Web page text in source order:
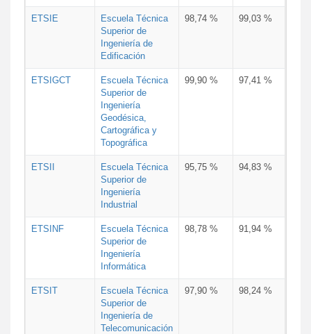
ETSIE
Escuela Técnica
Superior de
Ingeniería de
Edificación
98,74 % 99,03 %
ETSIGCT
Escuela Técnica
Superior de
Ingeniería
Geodésica,
Cartográfica y
Topográfica
99,90 % 97,41 %
ETSII
Escuela Técnica
Superior de
Ingeniería
Industrial
95,75 % 94,83 %
ETSINF
Escuela Técnica
Superior de
Ingeniería
Informática
98,78 % 91,94 %
ETSIT
Escuela Técnica
Superior de
Ingeniería de
Telecomunicación
97,90 % 98,24 %